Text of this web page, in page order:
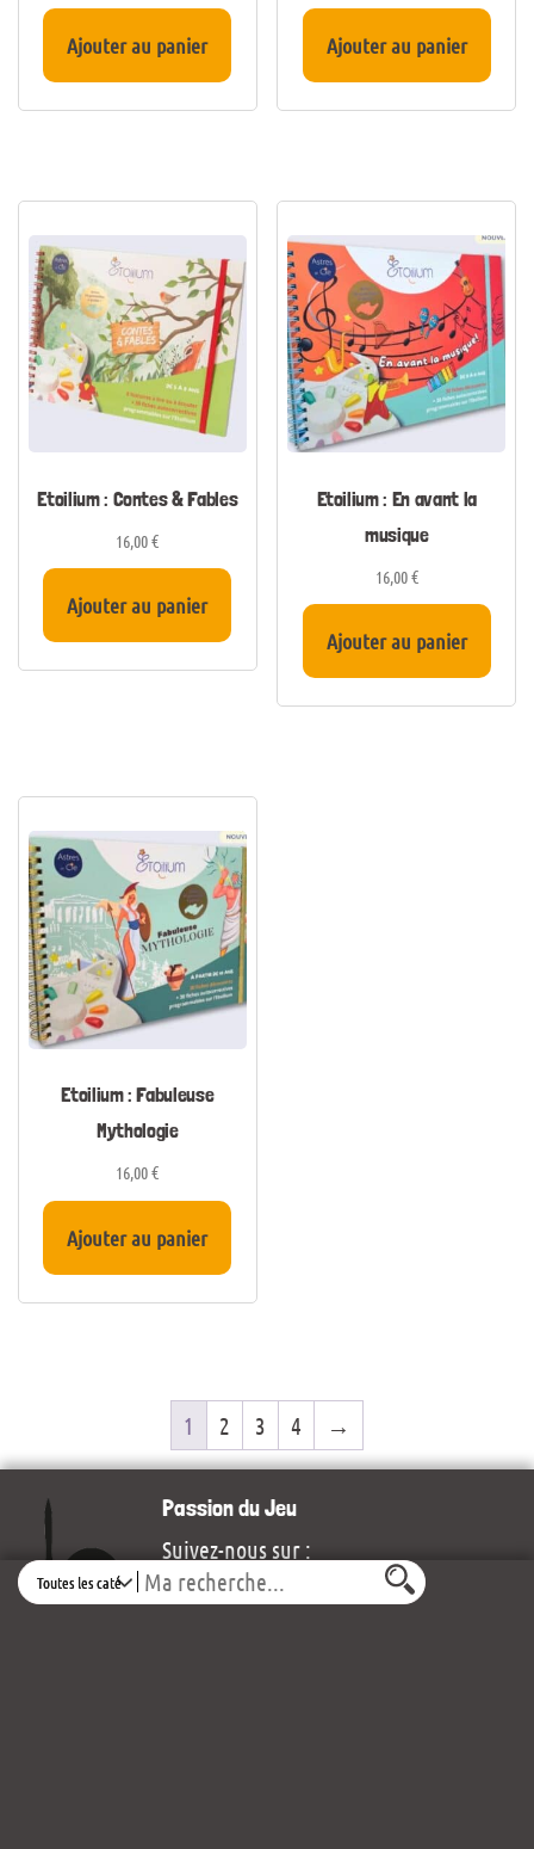
Search
Ajouter au panier Ajouter au panier
Etoilium : Contes & Fables
16,00€
Ajouter au panier
Etoilium : En avant la
musique
16,00€
Ajouter au panier
Etoilium : Fabuleuse
Mythologie
16,00€
Ajouter au panier
1 2 3 4 →
Passion du Jeu
Suivez-nous sur :